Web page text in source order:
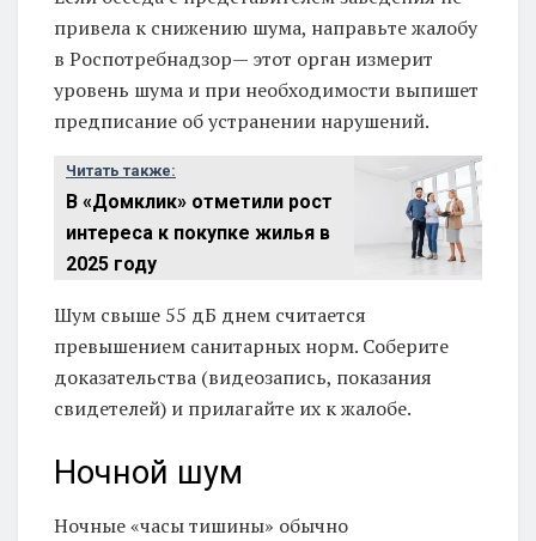
привела к снижению шума, направьте жалобу
в Роспотребнадзор— этот орган измерит
уровень шума и при необходимости выпишет
предписание об устранении нарушений.
Читать также:
В «Домклик» отметили рост
интереса к покупке жилья в
2025 году
Шум свыше 55 дБ днем считается
превышением санитарных норм. Соберите
доказательства (видеозапись, показания
свидетелей) и прилагайте их к жалобе.
Ночной шум
Ночные «часы тишины» обычно